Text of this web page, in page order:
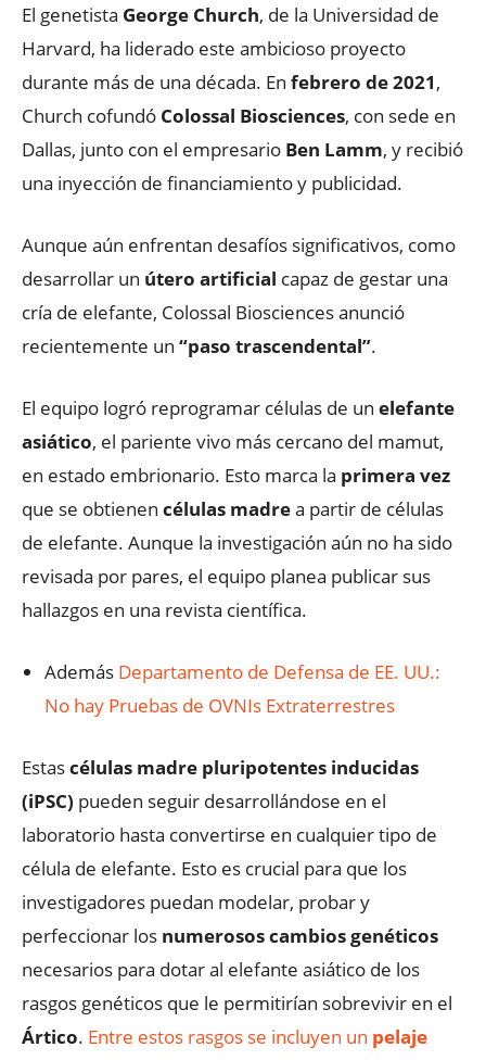
El genetista George Church, de la Universidad de
Harvard, ha liderado este ambicioso proyecto
durante más de una década. En febrero de 2021,
Church cofundó Colossal Biosciences, con sede en
Dallas, junto con el empresario Ben Lamm, y recibió
una inyección de financiamiento y publicidad.
Aunque aún enfrentan desafíos significativos, como
desarrollar un útero artificial capaz de gestar una
cría de elefante, Colossal Biosciences anunció
recientemente un “paso trascendental”.
El equipo logró reprogramar células de un elefante
asiático, el pariente vivo más cercano del mamut,
en estado embrionario. Esto marca la primera vez
que se obtienen células madrea partir de células
de elefante. Aunque la investigación aún no ha sido
revisada por pares, el equipo planea publicar sus
hallazgos en una revista científica.
Además Departamento de Defensa de EE. UU.:
No hay Pruebas de OVNIs Extraterrestres
Estascélulas madre pluripotentes inducidas
(iPSC) pueden seguir desarrollándose en el
laboratorio hasta convertirse en cualquier tipo de
célula de elefante. Esto es crucial para que los
investigadores puedan modelar, probar y
perfeccionar los numerosos cambios genéticos
necesarios para dotar al elefante asiático de los
rasgos genéticos que le permitirían sobrevivir en el
Ártico. Entre estos rasgos se incluyen un pelaje